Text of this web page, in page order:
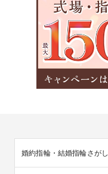
婚約指輪・結婚指輪さがし